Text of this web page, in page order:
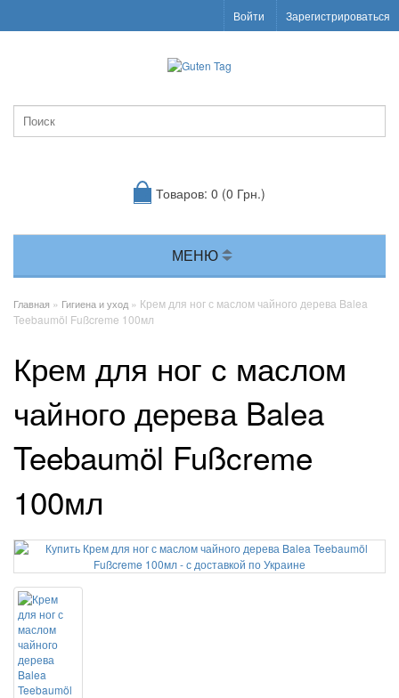
Войти Зарегистрироваться
Товаров: 0 (0 Грн.)
МЕНЮ
Главная » Гигиена и уход » Крем для ног с маслом чайного дерева Balea
Teebaumöl Fußcreme 100мл
Крем для ног с маслом
чайного дерева Balea
Teebaumöl Fußcreme
100мл